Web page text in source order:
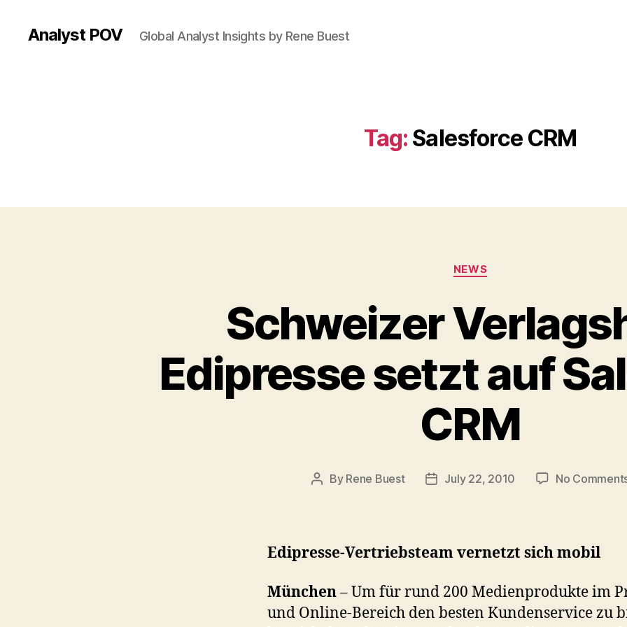
Analyst POV Global Analyst Insights by Rene Buest
Tag: Salesforce CRM
Categories
NEWS
Schweizer
Edipresse setzt auf
CRM
Post
By Rene Buest
PostJuly 22, 2010 No
Edipresse-Vertriebsteam vernetzt sich mobil
München– Um für rund 200 Medienprodukte im
und Online-Bereich den besten Kundenservice zu